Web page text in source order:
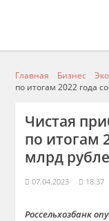
Главная Бизнес
по итогам 2022 года
Чистая
по итогам
млрд
07.04.2023 18:37
Россельхозбанк